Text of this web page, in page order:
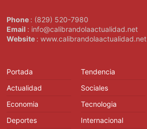
Phone : (829) 520-7980
Email : info@calibrandolaactualidad.net
Website : www.calibrandolaactualidad.net
Portada
Actualidad
Economia
Deportes
Tendencia
Sociales
Tecnologia
Internacional